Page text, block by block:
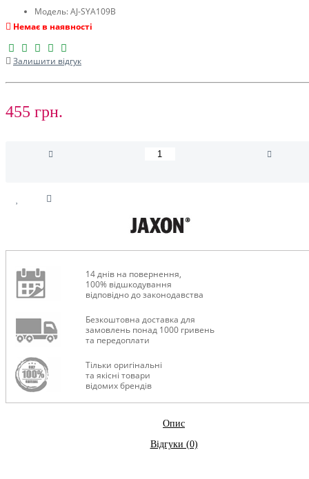
Модель:AJ-SYA109B
Немає в наявності
Залишити відгук
455 грн.
14 днів на повернення,
100% відшкодування
відповідно до законодавства
Безкоштовна доставка для
замовлень понад 1000 гривень
та передоплати
Тільки оригінальні
та якісні товари
відомих брендів
Опис
Відгуки (0)